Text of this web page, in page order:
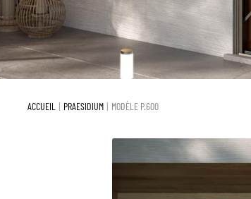
ACCUEIL PRAESIDIUM MODÈLE P.600